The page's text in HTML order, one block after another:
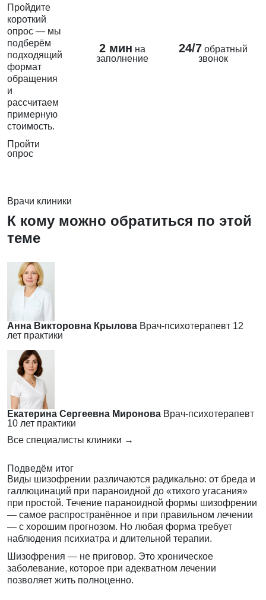
Пройдите
короткий
опрос — мы
подберём
подходящий
формат
обращения
и
рассчитаем
примерную
стоимость.
Пройти
опрос
2 мин на
заполнение
24/7 обратный
звонок
Врачи клиники
К кому можно обратиться по этой
теме
Анна Викторовна Крылова Врач-психотерапевт 12
лет практики
Екатерина Сергеевна Миронова Врач-психотерапевт
10 лет практики
Все специалисты клиники →
Подведём итог
Виды шизофрении различаются радикально: от бреда и
галлюцинаций при параноидной до «тихого угасания»
при простой. Течение параноидной формы шизофрении
— самое распространённое и при правильном лечении
— с хорошим прогнозом. Но любая форма требует
наблюдения психиатра и длительной терапии.
Шизофрения — не приговор. Это хроническое
заболевание, которое при адекватном лечении
позволяет жить полноценно.